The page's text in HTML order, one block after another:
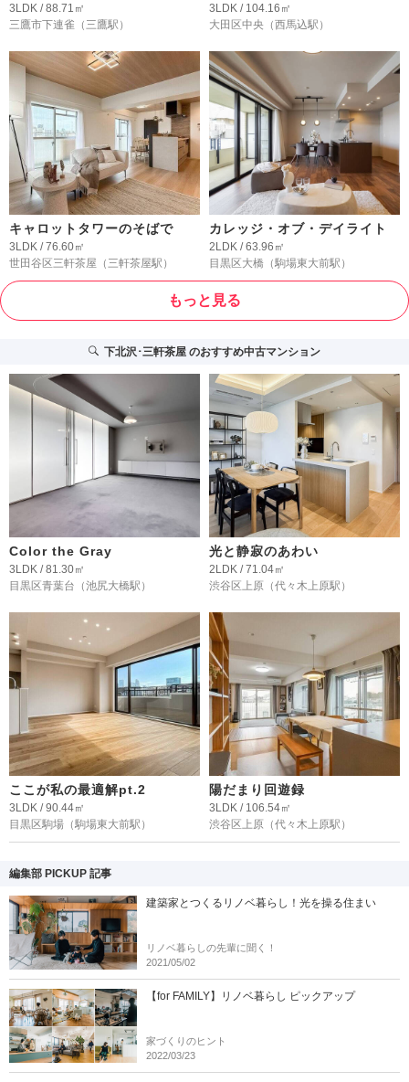
3LDK / 88.71㎡
三鷹市下連雀 （三鷹駅）
3LDK / 104.16㎡
大田区中央 （西馬込駅）
キャロットタワーのそばで
3LDK / 76.60㎡
世田谷区三軒茶屋 （三軒茶屋駅）
カレッジ・オブ・デイライト
2LDK / 63.96㎡
目黒区大橋 （駒場東大前駅）
もっと見る
下北沢･三軒茶屋のおすすめ中古マンション
Color the Gray
3LDK / 81.30㎡
目黒区青葉台 （池尻大橋駅）
光と静寂のあわい
2LDK / 71.04㎡
渋谷区上原 （代々木上原駅）
ここが私の最適解pt.2
3LDK / 90.44㎡
目黒区駒場 （駒場東大前駅）
陽だまり回遊録
3LDK / 106.54㎡
渋谷区上原 （代々木上原駅）
編集部 PICKUP 記事
建築家とつくるリノベ暮らし！光を操る住まい
リノベ暮らしの先輩に聞く！
2021/05/02
【for FAMILY】リノベ暮らし ピックアップ
家づくりのヒント
2022/03/23